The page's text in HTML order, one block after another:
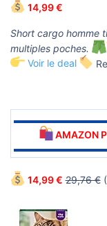
14,99 €
Short cargo homme
multiples poches.
Voir le deal
AMAZON
14,99 € 29,76 €